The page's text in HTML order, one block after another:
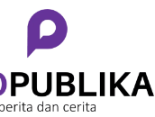
Esai